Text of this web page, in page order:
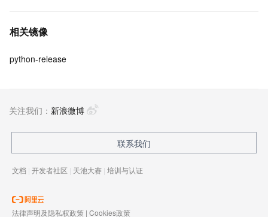
相关镜像
python-release
关注我们： 新浪微博
联系我们
文档 | 开发者社区 | 天池大赛 | 培训与认证
法律声明及隐私权政策 | Cookies政策